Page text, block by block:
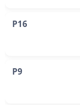
P16
P9